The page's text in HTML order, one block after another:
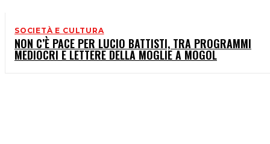
SOCIETÀ E CULTURA
NON C’È PACE PER LUCIO BATTISTI, TRA PROGRAMMI
MEDIOCRI E LETTERE DELLA MOGLIE A MOGOL